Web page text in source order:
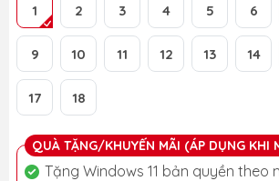
1 2 3 4 5 6
9 10 11 12 13 14
17 18
QUÀ TẶNG/KHUYẾN MÃI (ÁP DỤNG KHI
Tặng Windows 11 bản quyền theo